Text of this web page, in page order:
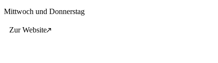
Mittwoch und Donnerstag
Zur Website